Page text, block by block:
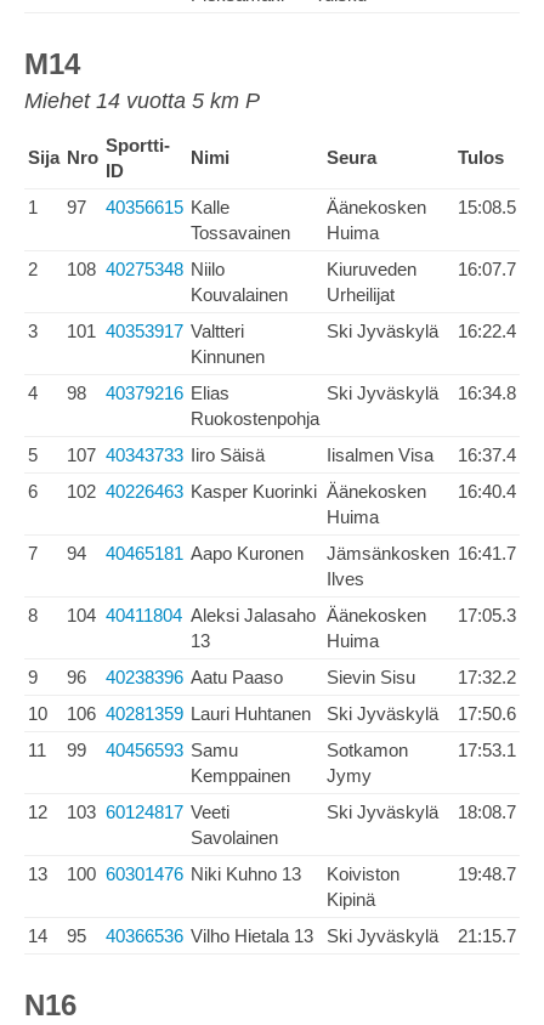
M14
Miehet 14 vuotta 5 km P
Sija Nro
Sportti-
ID
Nimi Seura Tulos
1 97 40356615 Kalle
Tossavainen
Äänekosken
Huima
15:08.5
2 108 40275348 Niilo
Kouvalainen
Kiuruveden
Urheilijat
16:07.7
3 101 40353917 Valtteri
Kinnunen
Ski Jyväskylä 16:22.4
4 98 40379216 Elias
Ruokostenpohja
Ski Jyväskylä 16:34.8
5 107 40343733 Iiro Säisä Iisalmen Visa
16:37.4
6
102 40226463 Kasper Kuorinki Äänekosken
Huima
16:40.4
7 94 40465181 Aapo Kuronen
Jämsänkosken
Ilves
16:41.7
8 104 40411804 Aleksi Jalasaho
13
Äänekosken
Huima
17:05.3
9 96 40238396 Aatu Paaso Sievin Sisu
17:32.2
10
106 40281359 Lauri Huhtanen Ski Jyväskylä
17:50.6
11
99 40456593 Samu
Kemppainen
Sotkamon
Jymy
17:53.1
12 103 60124817 Veeti
Savolainen
Ski Jyväskylä 18:08.7
13 100 60301476 Niki Kuhno 13
Koiviston
Kipinä
19:48.7
14 95 40366536 Vilho Hietala 13 Ski Jyväskylä 21:15.7
N16